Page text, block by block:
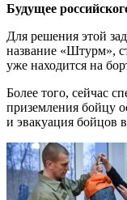
Будущее
Для решения этой
название «Штурм»,
уже находится на
Более того, сейчас
приземления бойцу
и эвакуация бойцов